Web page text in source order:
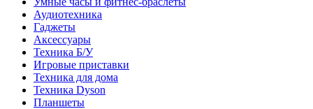
Аудиотехника
Гаджеты
Аксессуары
Техника Б/У
Игровые приставки
Техника для дома
Техника Dyson
Планшеты